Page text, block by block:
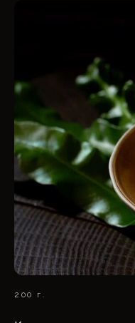
200 г.